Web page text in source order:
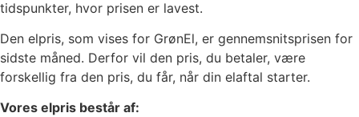
tidspunkter, hvor prisen er lavest.
Den elpris, som vises for GrønEl, er gennemsnitsprisen for
sidste måned. Derfor vil den pris, du betaler, være
forskellig fra den pris, du får, når din elaftal starter.
Vores elpris består af: